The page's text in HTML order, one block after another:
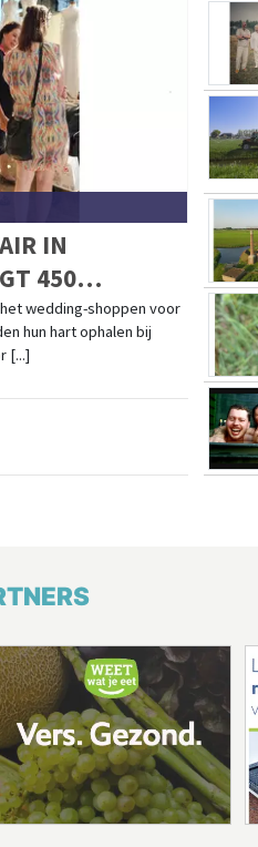
IN
450
MARKTHAL
het wedding-shoppen voor
hun hart ophalen bij
[...]